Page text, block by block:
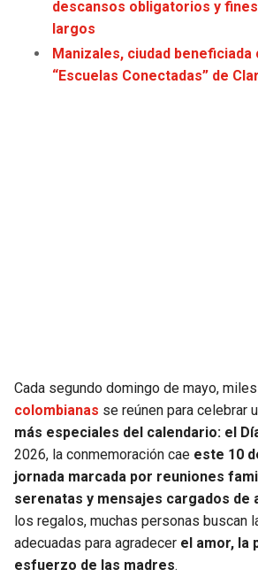
EAGLES
COMMANDERS
PACKERS
VIKINGS
FALCONS
PANTHERS
SUNS
KINGS
TIMBERWOLVES
THUNDER
TRAIL BLAZERS
JAZZ
descansos obligatorios y
largos
Manizales, ciudad
“Escuelas Conectadas” de
Cada segundo domingo de mayo,
colombianas se reúnen para celebrar
más especiales del calendario: el
2026, la conmemoración cae este 10
jornada marcada por reuniones
serenatas y mensajes cargados de
los regalos, muchas personas buscan
adecuadas para agradecer el amor, la
esfuerzo de las madres.